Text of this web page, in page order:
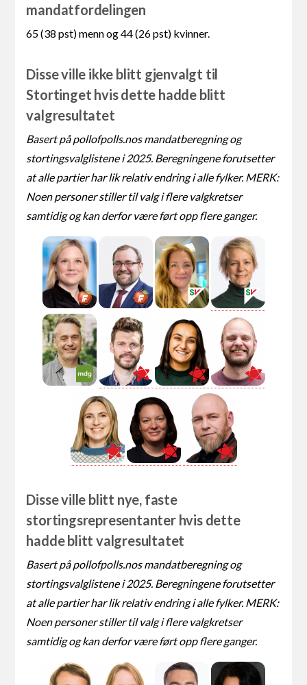
mandatfordelingen
65 (38 pst) menn og 44 (26 pst) kvinner.
Disse ville ikke blitt gjenvalgt til
Stortinget hvis dette hadde blitt
valgresultatet
Basert på pollofpolls.nos mandatberegning og
stortingsvalglistene i 2025. Beregningene forutsetter
at alle partier har lik relativ endring i alle fylker. MERK:
Noen personer stiller til valg i flere valgkretser
samtidig og kan derfor være ført opp flere ganger.
Disse ville blitt nye, faste
stortingsrepresentanter hvis dette
hadde blitt valgresultatet
Basert på pollofpolls.nos mandatberegning og
stortingsvalglistene i 2025. Beregningene forutsetter
at alle partier har lik relativ endring i alle fylker. MERK:
Noen personer stiller til valg i flere valgkretser
samtidig og kan derfor være ført opp flere ganger.